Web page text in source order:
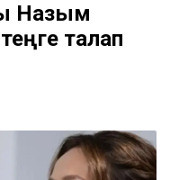
Назым
талап